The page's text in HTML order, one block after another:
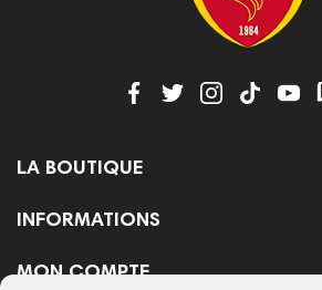
LA BOUTIQUE
INFORMATIONS
MON COMPTE